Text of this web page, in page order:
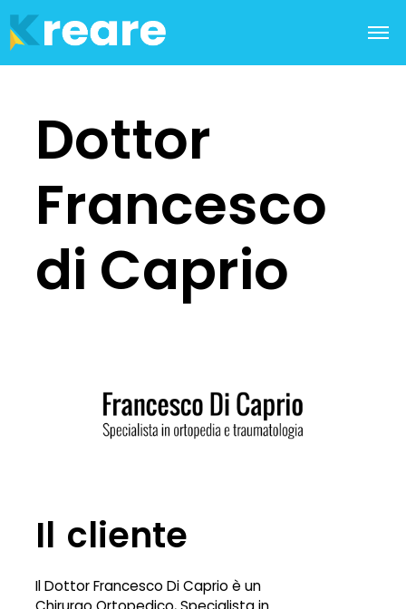
Dottor
Francesco
di Caprio
Il cliente
Il Dottor Francesco Di Caprio è un